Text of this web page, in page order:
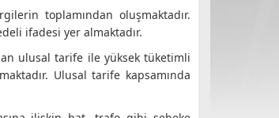
toplamından oluşmaktadır.
ifadesi yer almaktadır.
ulusal tarife ile yüksek tüketimli
Ulusal tarife kapsamında